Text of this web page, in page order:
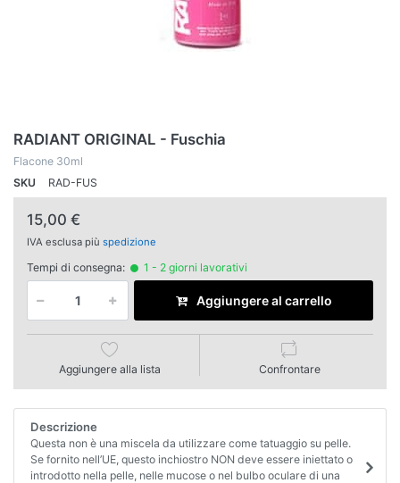
RADIANT ORIGINAL - Fuschia
Flacone 30ml
SKU
RAD-FUS
15,00 €
IVA esclusa più spedizione
Tempi di consegna: 1 - 2 giorni lavorativi
Aggiungere al carrello
Aggiungere alla lista Confrontare
Descrizione
Questa non è una miscela da utilizzare come tatuaggio su pelle.
Se fornito nell’UE, questo inchiostro NON deve essere iniettato o
introdotto nella pelle, nelle mucose o nel bulbo oculare di una